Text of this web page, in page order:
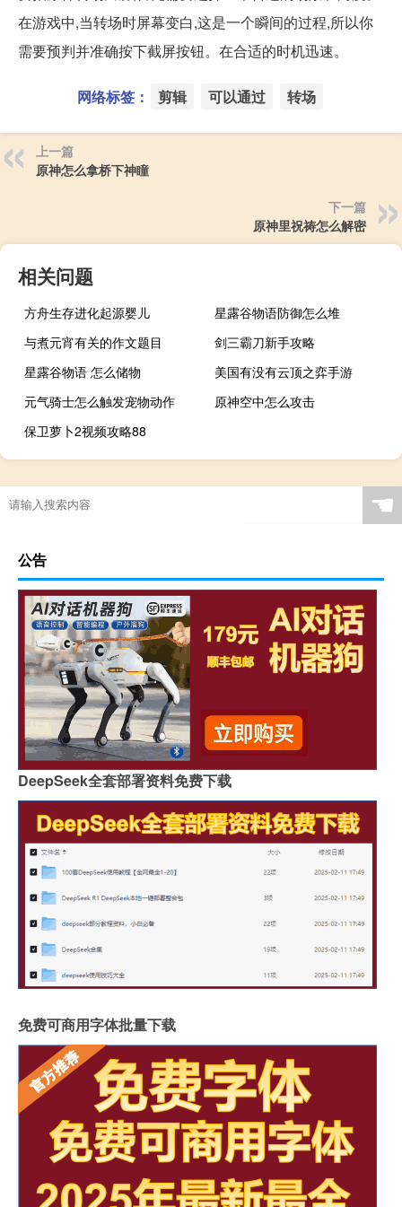
在游戏中,当转场时屏幕变白,这是一个瞬间的过程,所以你
需要预判并准确按下截屏按钮。在合适的时机迅速。
网络标签： 剪辑 可以通过 转场
上一篇
原神怎么拿桥下神瞳
下一篇
原神里祝祷怎么解密
相关问题
方舟生存进化起源婴儿
星露谷物语防御怎么堆
与煮元宵有关的作文题目
剑三霸刀新手攻略
星露谷物语 怎么储物
美国有没有云顶之弈手游
元气骑士怎么触发宠物动作
原神空中怎么攻击
保卫萝卜2视频攻略88
☚
公告
DeepSeek全套部署资料免费下载
免费可商用字体批量下载